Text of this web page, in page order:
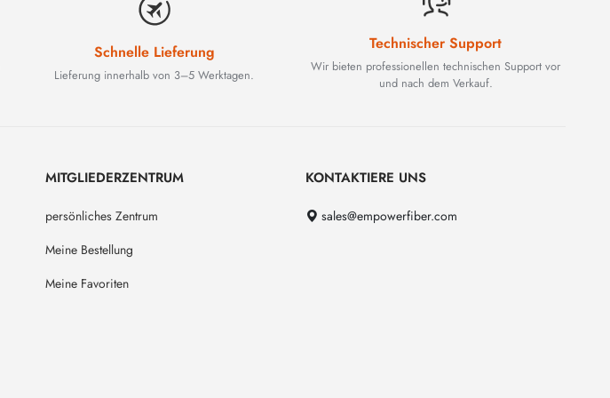
Schnelle Lieferung
Lieferung innerhalb von 3–5 Werktagen.
Technischer Support
Wir bieten professionellen technischen Support vor
und nach dem Verkauf.
MITGLIEDERZENTRUM
persönliches Zentrum
Meine Bestellung
Meine Favoriten
KONTAKTIERE UNS
sales@empowerfiber.com